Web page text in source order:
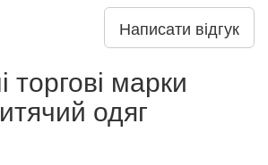
Написати відгук
торгові марки
одяг